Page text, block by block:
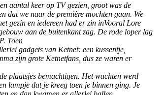
aantal keer op TV gezien, groot was de
dat we naar de première mochten gaan. We
gezin en iedereen had er zin inVooral Lore
aan de buitenkant zag. De rode loper lag
Toen
gadgets van Ketnet: een kussentje,
zijn grote Ketnetfans, dus ze waren er
plaatsjes bemachtigen. Het wachten werd
lampje dat je kreeg toen je binnen ging. Je